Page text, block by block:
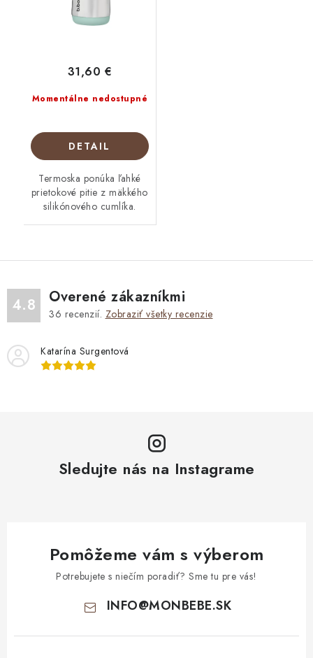
Momentálne nedostupné
31,60 €
DETAIL
Termoska ponúka ľahké
prietokové pitie z mäkkého
silikónového cumlíka.
4.8 Overené zákazníkmi
36 recenzií. Zobraziť všetky recenzie
Katarína Surgentová
Sledujte nás na Instagrame
Pomôžeme vám s výberom
Potrebujete s niečím poradiť? Sme tu pre vás!
INFO@MONBEBE.SK